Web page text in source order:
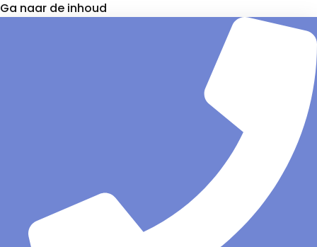
Ga naar de inhoud